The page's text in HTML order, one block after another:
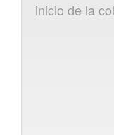
inicio de la